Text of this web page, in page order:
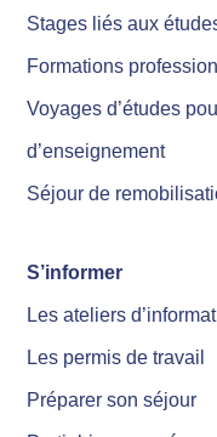
Stages liés aux
Formations
Voyages d’études
d’enseignement
Séjour de
S’informer
Les ateliers
Les permis de travail
Préparer son séjour